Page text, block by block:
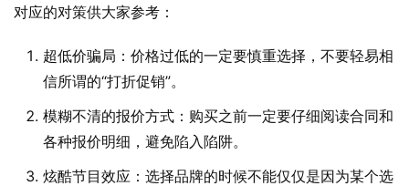
对应的对策供大家参考：
超低价骗局：价格过低的一定要慎重选择，不要轻易相
信所谓的“打折促销”。
模糊不清的报价方式：购买之前一定要仔细阅读合同和
各种报价明细，避免陷入陷阱。
炫酷节目效应：选择品牌的时候不能仅仅是因为某个选